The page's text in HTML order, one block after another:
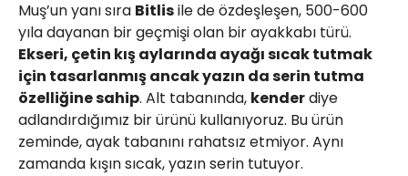
Muş’un yanı sıra Bitlisile de özdeşleşen, 500-600
yıla dayanan bir geçmişi olan bir ayakkabı türü.
Ekseri, çetin kış aylarında ayağı sıcak tutmak
için tasarlanmış ancak yazın da serin tutma
özelliğine sahip. Alt tabanında, kenderdiye
adlandırdığımız bir ürünü kullanıyoruz. Bu ürün
zeminde, ayak tabanını rahatsız etmiyor. Aynı
zamanda kışın sıcak, yazın serin tutuyor.